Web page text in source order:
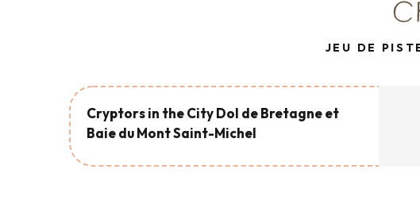
JEU DE
Cryptors in the City Dol de Bretagne et
Baie du Mont Saint-Michel